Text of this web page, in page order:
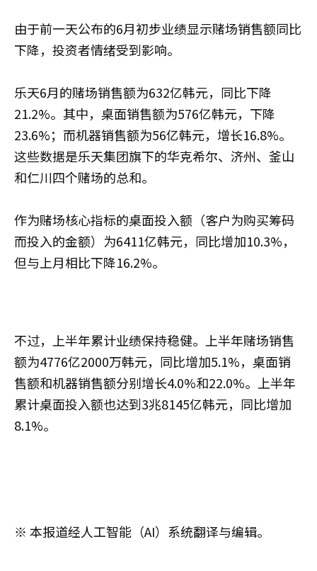
由于前一天公布的6月初步业绩显示赌场销售额同比
下降，投资者情绪受到影响。
乐天6月的赌场销售额为632亿韩元，同比下降
21.2%。其中，桌面销售额为576亿韩元，下降
23.6%；而机器销售额为56亿韩元，增长16.8%。
这些数据是乐天集团旗下的华克希尔、济州、釜山
和仁川四个赌场的总和。
作为赌场核心指标的桌面投入额（客户为购买筹码
而投入的金额）为6411亿韩元，同比增加10.3%，
但与上月相比下降16.2%。
不过，上半年累计业绩保持稳健。上半年赌场销售
额为4776亿2000万韩元，同比增加5.1%，桌面销
售额和机器销售额分别增长4.0%和22.0%。上半年
累计桌面投入额也达到3兆8145亿韩元，同比增加
8.1%。
※ 本报道经人工智能（AI）系统翻译与编辑。